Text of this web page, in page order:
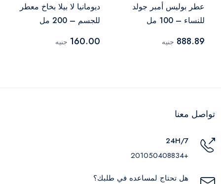
عطر بوليس أمبر جولد
للنساء – 100 مل
888.89 جنيه
ديومانيا لا بيلا بخاخ معطر
للجسم – 200 مل
160.00 جنيه
تواصل معنا
24H/7
+201050408834
هل تحتاج لمساعده في طلبك؟